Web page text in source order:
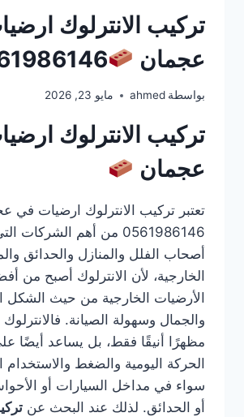
تركيب الانترلوك
عجمان
بواسطة ahmed مايو 23, 2026
تركيب الانترلوك
عجمان
تعتبر تركيب الانترلوك ارضيات في
0561986146 من أهم الشركات
أصحاب الفلل والمنازل والحدائق
الخارجية، لأن الانترلوك أصبح من
الأرضيات الخارجية من حيث الشكل
والجمال وسهولة الصيانة. فالانترلوك
مظهرًا أنيقًا فقط، بل يساعد أيضًا
الحركة اليومية والضغط والاستخدام
سواء في مداخل السيارات أو
أو الحدائق. لذلك عند البحث عن